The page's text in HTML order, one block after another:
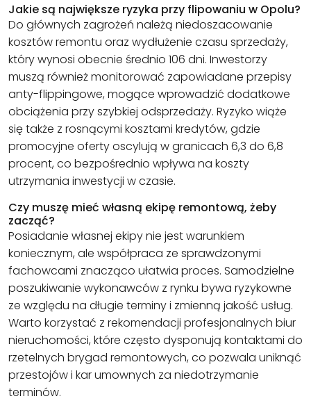
Jakie są największe ryzyka przy flipowaniu w Opolu?
Do głównych zagrożeń należą niedoszacowanie
kosztów remontu oraz wydłużenie czasu sprzedaży,
który wynosi obecnie średnio 106 dni. Inwestorzy
muszą również monitorować zapowiadane przepisy
anty-flippingowe, mogące wprowadzić dodatkowe
obciążenia przy szybkiej odsprzedaży. Ryzyko wiąże
się także z rosnącymi kosztami kredytów, gdzie
promocyjne oferty oscylują w granicach 6,3 do 6,8
procent, co bezpośrednio wpływa na koszty
utrzymania inwestycji w czasie.
Czy muszę mieć własną ekipę remontową, żeby
zacząć?
Posiadanie własnej ekipy nie jest warunkiem
koniecznym, ale współpraca ze sprawdzonymi
fachowcami znacząco ułatwia proces. Samodzielne
poszukiwanie wykonawców z rynku bywa ryzykowne
ze względu na długie terminy i zmienną jakość usług.
Warto korzystać z rekomendacji profesjonalnych biur
nieruchomości, które często dysponują kontaktami do
rzetelnych brygad remontowych, co pozwala uniknąć
przestojów i kar umownych za niedotrzymanie
terminów.